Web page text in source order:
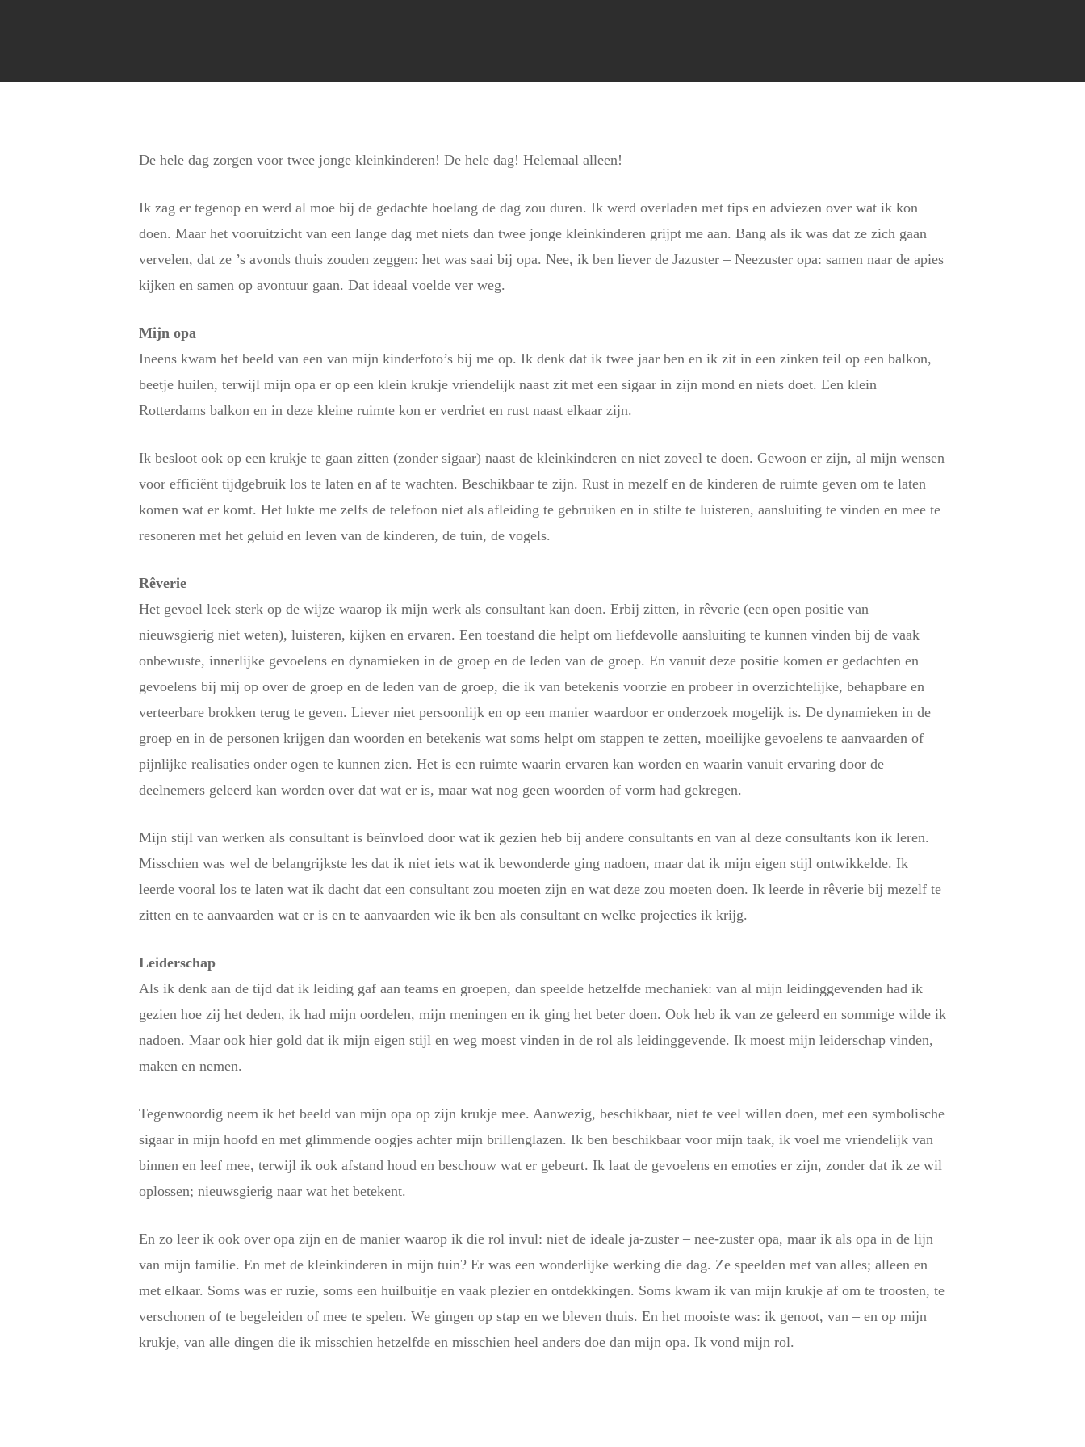
De hele dag zorgen voor twee jonge kleinkinderen! De hele dag! Helemaal alleen!
Ik zag er tegenop en werd al moe bij de gedachte hoelang de dag zou duren. Ik werd overladen met tips en adviezen over wat ik kon
doen. Maar het vooruitzicht van een lange dag met niets dan twee jonge kleinkinderen grijpt me aan. Bang als ik was dat ze zich gaan
vervelen, dat ze ’s avonds thuis zouden zeggen: het was saai bij opa. Nee, ik ben liever de Jazuster – Neezuster opa: samen naar de apies
kijken en samen op avontuur gaan. Dat ideaal voelde ver weg.
Mijn opa
Ineens kwam het beeld van een van mijn kinderfoto’s bij me op. Ik denk dat ik twee jaar ben en ik zit in een zinken teil op een balkon,
beetje huilen, terwijl mijn opa er op een klein krukje vriendelijk naast zit met een sigaar in zijn mond en niets doet. Een klein
Rotterdams balkon en in deze kleine ruimte kon er verdriet en rust naast elkaar zijn.
Ik besloot ook op een krukje te gaan zitten (zonder sigaar) naast de kleinkinderen en niet zoveel te doen. Gewoon er zijn, al mijn wensen
voor efficiënt tijdgebruik los te laten en af te wachten. Beschikbaar te zijn. Rust in mezelf en de kinderen de ruimte geven om te laten
komen wat er komt. Het lukte me zelfs de telefoon niet als afleiding te gebruiken en in stilte te luisteren, aansluiting te vinden en mee te
resoneren met het geluid en leven van de kinderen, de tuin, de vogels.
Rêverie
Het gevoel leek sterk op de wijze waarop ik mijn werk als consultant kan doen. Erbij zitten, in rêverie (een open positie van
nieuwsgierig niet weten), luisteren, kijken en ervaren. Een toestand die helpt om liefdevolle aansluiting te kunnen vinden bij de vaak
onbewuste, innerlijke gevoelens en dynamieken in de groep en de leden van de groep. En vanuit deze positie komen er gedachten en
gevoelens bij mij op over de groep en de leden van de groep, die ik van betekenis voorzie en probeer in overzichtelijke, behapbare en
verteerbare brokken terug te geven. Liever niet persoonlijk en op een manier waardoor er onderzoek mogelijk is. De dynamieken in de
groep en in de personen krijgen dan woorden en betekenis wat soms helpt om stappen te zetten, moeilijke gevoelens te aanvaarden of
pijnlijke realisaties onder ogen te kunnen zien. Het is een ruimte waarin ervaren kan worden en waarin vanuit ervaring door de
deelnemers geleerd kan worden over dat wat er is, maar wat nog geen woorden of vorm had gekregen.
Mijn stijl van werken als consultant is beïnvloed door wat ik gezien heb bij andere consultants en van al deze consultants kon ik leren.
Misschien was wel de belangrijkste les dat ik niet iets wat ik bewonderde ging nadoen, maar dat ik mijn eigen stijl ontwikkelde. Ik
leerde vooral los te laten wat ik dacht dat een consultant zou moeten zijn en wat deze zou moeten doen. Ik leerde in rêverie bij mezelf te
zitten en te aanvaarden wat er is en te aanvaarden wie ik ben als consultant en welke projecties ik krijg.
Leiderschap
Als ik denk aan de tijd dat ik leiding gaf aan teams en groepen, dan speelde hetzelfde mechaniek: van al mijn leidinggevenden had ik
gezien hoe zij het deden, ik had mijn oordelen, mijn meningen en ik ging het beter doen. Ook heb ik van ze geleerd en sommige wilde ik
nadoen. Maar ook hier gold dat ik mijn eigen stijl en weg moest vinden in de rol als leidinggevende. Ik moest mijn leiderschap vinden,
maken en nemen.
Tegenwoordig neem ik het beeld van mijn opa op zijn krukje mee. Aanwezig, beschikbaar, niet te veel willen doen, met een symbolische
sigaar in mijn hoofd en met glimmende oogjes achter mijn brillenglazen. Ik ben beschikbaar voor mijn taak, ik voel me vriendelijk van
binnen en leef mee, terwijl ik ook afstand houd en beschouw wat er gebeurt. Ik laat de gevoelens en emoties er zijn, zonder dat ik ze wil
oplossen; nieuwsgierig naar wat het betekent.
En zo leer ik ook over opa zijn en de manier waarop ik die rol invul: niet de ideale ja-zuster – nee-zuster opa, maar ik als opa in de lijn
van mijn familie. En met de kleinkinderen in mijn tuin? Er was een wonderlijke werking die dag. Ze speelden met van alles; alleen en
met elkaar. Soms was er ruzie, soms een huilbuitje en vaak plezier en ontdekkingen. Soms kwam ik van mijn krukje af om te troosten, te
verschonen of te begeleiden of mee te spelen. We gingen op stap en we bleven thuis. En het mooiste was: ik genoot, van – en op mijn
krukje, van alle dingen die ik misschien hetzelfde en misschien heel anders doe dan mijn opa. Ik vond mijn rol.